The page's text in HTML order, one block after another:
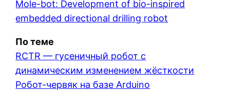
Mole-bot: Development of bio-inspired
embedded directional drilling robot
По теме
RCTR — гусеничный робот с
динамическим изменением жёсткости
Робот-червяк на базе Arduino